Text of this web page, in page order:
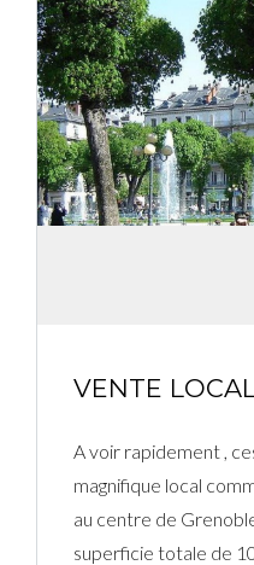
Identifiant
Mot de passe perdu
VENTE
A voir rapidement ,
magnifique local
au centre de
superficie totale de